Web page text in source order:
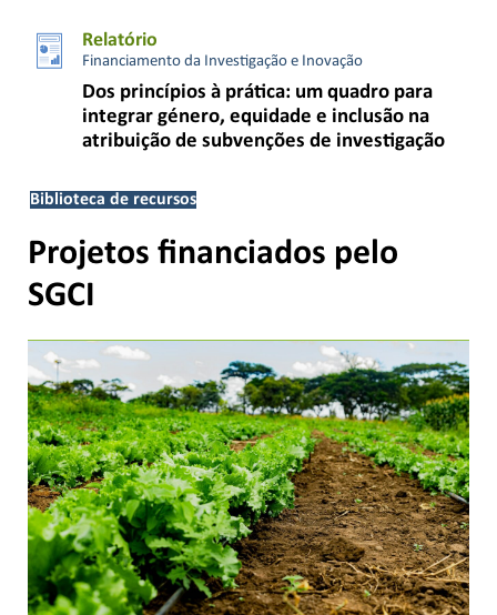
Relatório
Financiamento da Investigação e Inovação
Dos princípios à prática: um quadro para
integrar género, equidade e inclusão na
atribuição de subvenções de investigação
Biblioteca de recursos
Projetos financiados pelo
SGCI